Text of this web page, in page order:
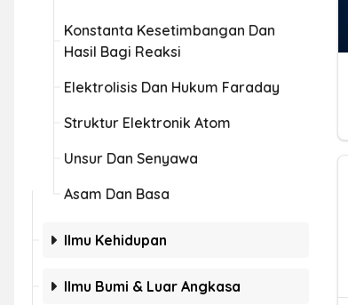
Konstanta Kesetimbangan Dan
Hasil Bagi Reaksi
Elektrolisis Dan Hukum Faraday
Struktur Elektronik Atom
Unsur Dan Senyawa
Asam Dan Basa
Ilmu Kehidupan
Ilmu Bumi & Luar Angkasa